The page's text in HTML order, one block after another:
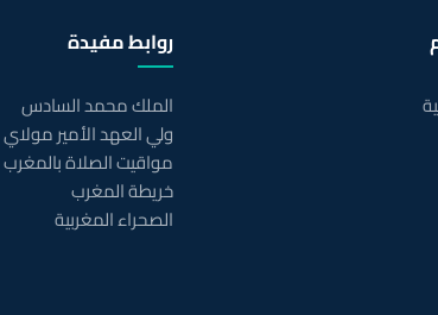
روابط مفيدة
الملك محمد السادس
ولي العهد الأمير
مواقيت الصلاة بالمغرب
خريطة المغرب
الصحراء المغربية